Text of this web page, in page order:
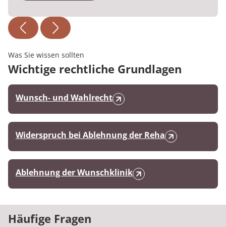
Was Sie wissen sollten
Wichtige rechtliche Grundlagen
Wunsch- und Wahlrecht
Widerspruch bei Ablehnung der Reha
Ablehnung der Wunschklinik
Häufige Fragen